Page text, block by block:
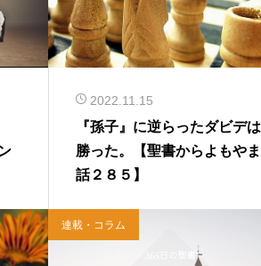
2022.11.15
『孫子』に逆らったダビデは
勝った。【聖書からよもやま
話２８５】
連載・コラム